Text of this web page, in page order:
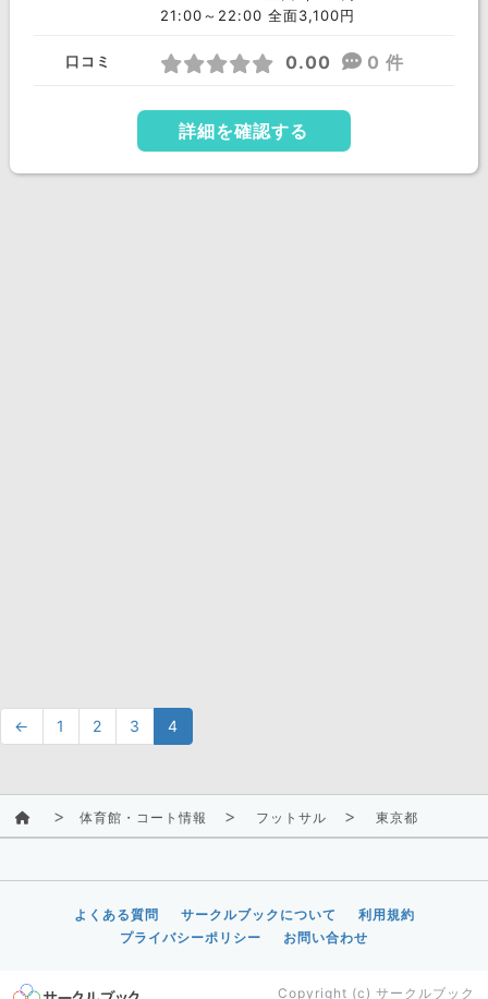
21:00～22:00 全面3,100円
口コミ 0.00 0 件
詳細を確認する
← 1 2 3 4
体育館・コート情報 フットサル 東京都
よくある質問 サークルブックについて
利用規約
プライバシーポリシー
お問い合わせ
Copyright (c) サークルブック